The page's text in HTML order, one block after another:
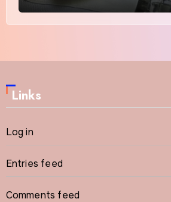
Links
Log in
Entries feed
Comments feed